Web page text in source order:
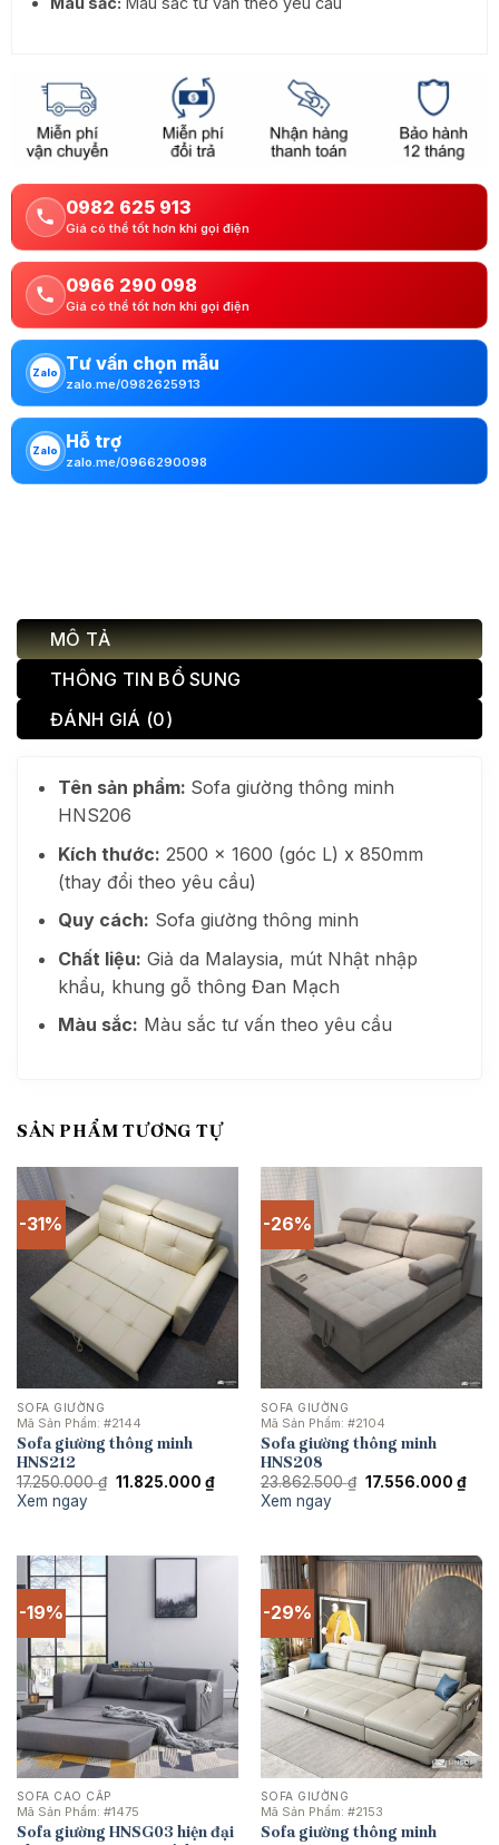
0982 625 913
Giá có thể tốt hơn khi gọi điện
0966 290 098
Giá có thể tốt hơn khi gọi điện
Zalo Tư vấn chọn mẫu
zalo.me/0982625913
Zalo Hỗ trợ
zalo.me/0966290098
MÔ TẢ
THÔNG TIN BỔ SUNG
ĐÁNH GIÁ (0)
Tên sản phẩm: Sofa giường thông minh
HNS206
Kích thước: 2500 x 1600 (góc L) x 850mm
(thay đổi theo yêu cầu)
Quy cách: Sofa giường thông minh
Chất liệu: Giả da Malaysia, mút Nhật nhập
khẩu, khung gỗ thông Đan Mạch
Màu sắc: Màu sắc tư vấn theo yêu cầu
SẢN PHẨM TƯƠNG TỰ
-31%
SOFA GIƯỜNG
Mã Sản Phẩm: #2144
Sofa giường thông minh
HNS212
17.250.000₫ Giá
11.825.000 ₫Giá
hiện
Xem ngay
-26%
SOFA GIƯỜNG
Mã Sản Phẩm: #2104
Sofa giường thông minh
HNS208
23.862.500₫ Giá
17.556.000 ₫Giá
hiện
Xem ngay
-19%
SOFA CAO CẤP
Mã Sản Phẩm: #1475
Sofa giường HNSG03 hiện đại
-29%
SOFA GIƯỜNG
Mã Sản Phẩm: #2153
Sofa giường thông minh